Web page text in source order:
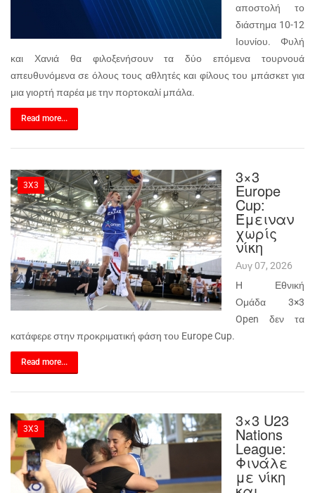
αποστολή το
διάστημα 10-12
Ιουνίου. Φυλή
και Χανιά θα φιλοξενήσουν τα δύο επόμενα τουρνουά
απευθυνόμενα σε όλους τους αθλητές και φίλους του μπάσκετ για
μια γιορτή παρέα με την πορτοκαλί μπάλα.
Read more...
3X3 3×3
Europe
Cup:
Έμειναν
χωρίς
νίκη
Αυγ 07, 2026
Η Εθνική
Ομάδα 3×3
Open δεν τα
κατάφερε στην προκριματική φάση του Europe Cup.
Read more...
3X3 3×3 U23
Nations
League:
Φινάλε
με νίκη